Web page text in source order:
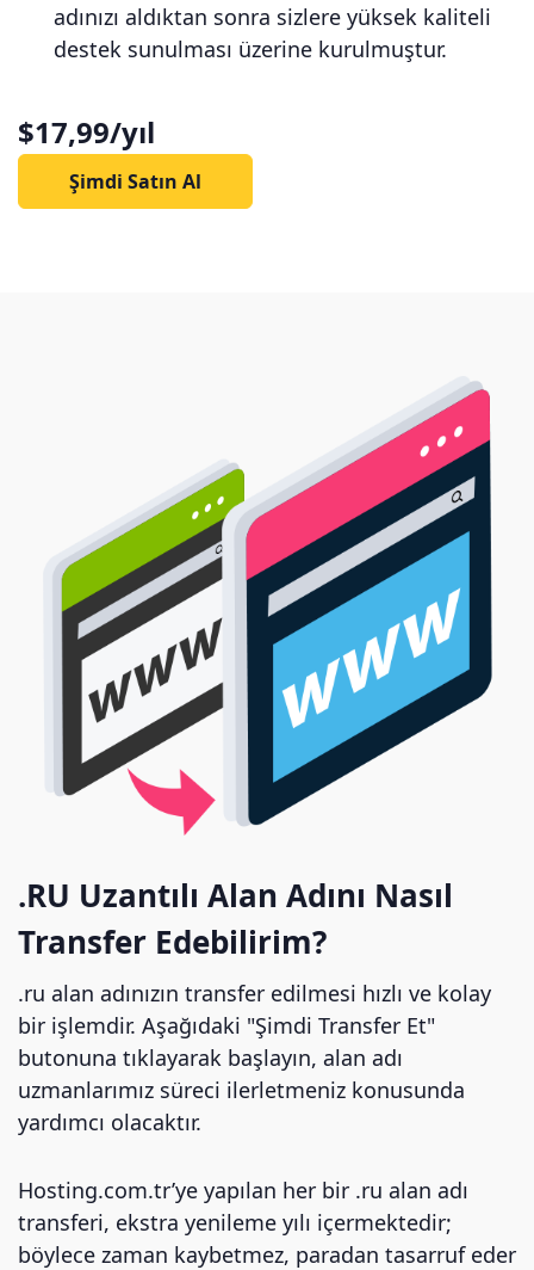
adınızı aldıktan sonra sizlere yüksek kaliteli
destek sunulması üzerine kurulmuştur.
$17,99/yıl
Şimdi Satın Al
.RU Uzantılı Alan Adını Nasıl
Transfer Edebilirim?
.ru alan adınızın transfer edilmesi hızlı ve kolay
bir işlemdir. Aşağıdaki "Şimdi Transfer Et"
butonuna tıklayarak başlayın, alan adı
uzmanlarımız süreci ilerletmeniz konusunda
yardımcı olacaktır.
Hosting.com.tr’ye yapılan her bir .ru alan adı
transferi, ekstra yenileme yılı içermektedir;
böylece zaman kaybetmez, paradan tasarruf eder